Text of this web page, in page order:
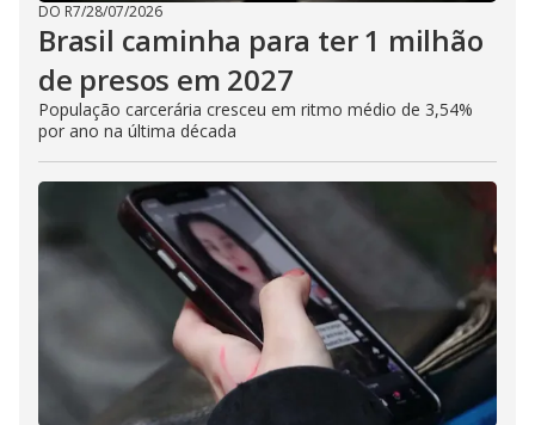
DO R7/28/07/2026
Brasil caminha para ter 1 milhão
de presos em 2027
População carcerária cresceu em ritmo médio de 3,54%
por ano na última década